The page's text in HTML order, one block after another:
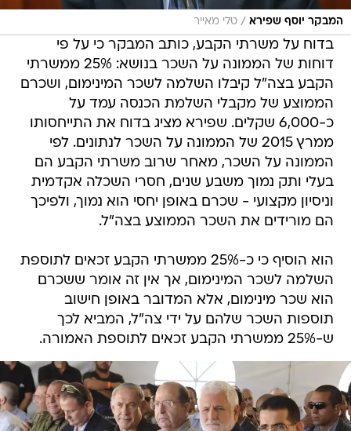
המבקר יוסף שפירא / טלי מאייר
בדוח על משרתי הקבע, כותב המבקר כי על פי
דוחות של הממונה על השכר בנושא: 25% ממשרתי
הקבע בצה"ל קיבלו השלמה לשכר המינימום, ושכרם
הממוצע של מקבלי השלמת הכנסה עמד על
כ-6,000 שקלים. שפירא מציג בדוח את התייחסותו
ממרץ 2015 של הממונה על השכר לנתונים. לפי
הממונה על השכר, מאחר שרוב משרתי הקבע הם
בעלי ותק נמוך משבע שנים, חסרי השכלה אקדמית
וניסיון מקצועי - שכרם באופן יחסי הוא נמוך, ולפיכך
הם מורידים את השכר הממוצע בצה"ל.
הוא הוסיף כי כ-25% ממשרתי הקבע זכאים לתוספת
השלמה לשכר המינימום, אך אין זה אומר ששכרם
הוא שכר מינימום, אלא המדובר באופן חישוב
תוספות השכר שלהם על ידי צה"ל, המביא לכך
ש-25% ממשרתי הקבע זכאים לתוספת האמורה.